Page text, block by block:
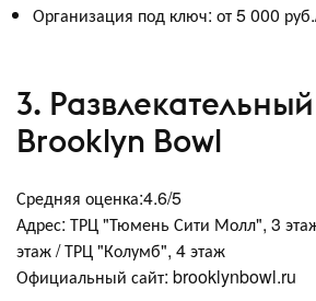
Организация под ключ: от 5 000
3.
Brooklyn Bowl
Средняя оценка:4.6/5
Адрес: ТРЦ "Тюмень Сити Молл", 3
этаж / ТРЦ "Колумб", 4 этаж
Официальный сайт: brooklynbowl.ru